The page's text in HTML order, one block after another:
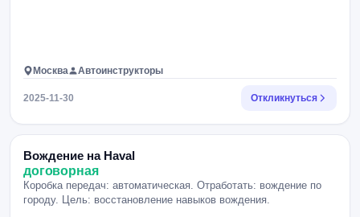
Москва Автоинструкторы
2025-11-30 Откликнуться
Вождение на Haval
договорная
Коробка передач: автоматическая. Отработать: вождение по
городу. Цель: восстановление навыков вождения.